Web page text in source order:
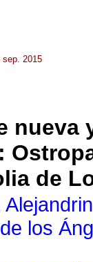
sep. 2015
nueva
de
los